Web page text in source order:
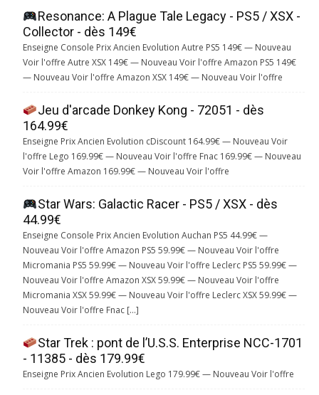
Resonance: A Plague Tale Legacy - PS5 / XSX -
Collector - dès 149€
Enseigne Console Prix Ancien Evolution Autre PS5 149€ — Nouveau
Voir l'offre Autre XSX 149€ — Nouveau Voir l'offre Amazon PS5 149€
— Nouveau Voir l'offre Amazon XSX 149€ — Nouveau Voir l'offre
Jeu d'arcade Donkey Kong - 72051 - dès
164.99€
Enseigne Prix Ancien Evolution cDiscount 164.99€ — Nouveau Voir
l'offre Lego 169.99€ — Nouveau Voir l'offre Fnac 169.99€ — Nouveau
Voir l'offre Amazon 169.99€ — Nouveau Voir l'offre
Star Wars: Galactic Racer - PS5 / XSX - dès
44.99€
Enseigne Console Prix Ancien Evolution Auchan PS5 44.99€ —
Nouveau Voir l'offre Amazon PS5 59.99€ — Nouveau Voir l'offre
Micromania PS5 59.99€ — Nouveau Voir l'offre Leclerc PS5 59.99€ —
Nouveau Voir l'offre Amazon XSX 59.99€ — Nouveau Voir l'offre
Micromania XSX 59.99€ — Nouveau Voir l'offre Leclerc XSX 59.99€ —
Nouveau Voir l'offre Fnac […]
Star Trek : pont de l’U.S.S. Enterprise NCC-1701
- 11385 - dès 179.99€
Enseigne Prix Ancien Evolution Lego 179.99€ — Nouveau Voir l'offre